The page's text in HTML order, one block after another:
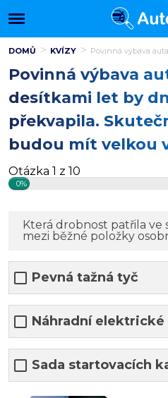
DOMŮ KVÍZY Povinná výbava
Povinná výbava
desítkami let by
překvapila.
budou mít velkou
Otázka 1 z 10
0%
Která drobnost patřila ve
mezi běžné položky
Pevná tažná tyč
Náhradní
Sada startovacích